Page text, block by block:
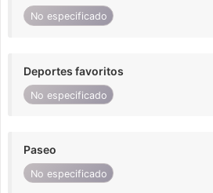
No especificado
Deportes favoritos
No especificado
Paseo
No especificado